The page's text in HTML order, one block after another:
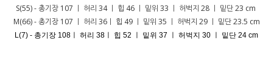
S(55) - 총기장 107 ㅣ 허리 34 ㅣ 힙 46 ㅣ 밑위 33 ㅣ 허벅지 28 ㅣ 밑단 23 cm
M(66) - 총기장 107 ㅣ 허리 36ㅣ 힙 49 ㅣ 밑위 35 ㅣ 허벅지 29 ㅣ 밑단 23.5 cm
L(7) - 총기장 108ㅣ 허리 38ㅣ 힙 52 ㅣ 밑위 37 ㅣ 허벅지 30 ㅣ 밑단 24 cm